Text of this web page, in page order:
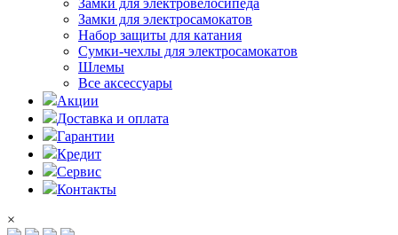
Замки для электровелосипеда
Замки для электросамокатов
Набор защиты для катания
Сумки-чехлы для электросамокатов
Шлемы
Все аксессуары
Акции
Доставка и оплата
Гарантии
Кредит
Сервис
Контакты
×